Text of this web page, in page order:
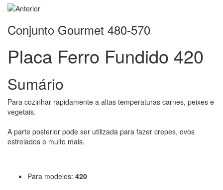
Conjunto Gourmet 480-570
Placa Ferro Fundido 420
Sumário
Para cozinhar rapidamente a altas temperaturas carnes, peixes e
vegetais.
A parte posterior pode ser utilizada para fazer crepes, ovos
estrelados e muito mais.
Para modelos: 420